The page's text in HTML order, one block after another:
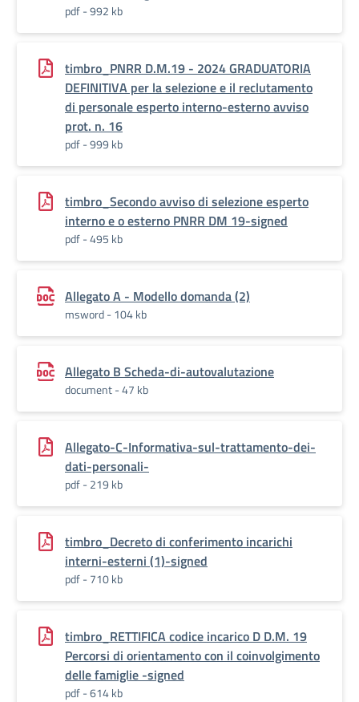
pdf - 992 kb
timbro_PNRR D.M.19 - 2024 GRADUATORIA
DEFINITIVA per la selezione e il reclutamento
di personale esperto interno-esterno avviso
prot. n. 16
pdf - 999 kb
timbro_Secondo avviso di selezione esperto
interno e o esterno PNRR DM 19-signed
pdf - 495 kb
Allegato A - Modello domanda (2)
msword - 104 kb
Allegato B Scheda-di-autovalutazione
document - 47 kb
Allegato-C-Informativa-sul-trattamento-dei-
dati-personali-
pdf - 219 kb
timbro_Decreto di conferimento incarichi
interni-esterni (1)-signed
pdf - 710 kb
timbro_RETTIFICA codice incarico D D.M. 19
Percorsi di orientamento con il coinvolgimento
delle famiglie -signed
pdf - 614 kb